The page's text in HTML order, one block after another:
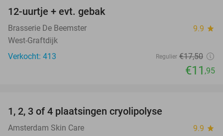
12-uurtje + evt. gebak
Brasserie De Beemster 9.9 star
West-Graftdijk
Verkocht: 413
Regulier €17,50
€11 ,95
1, 2, 3 of 4 plaatsingen cryolipolyse
Amsterdam Skin Care 9.9 star